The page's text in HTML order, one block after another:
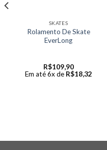
SKATES
Rolamento De Skate
EverLong
R$109,90
Em até 6x de R$18,32